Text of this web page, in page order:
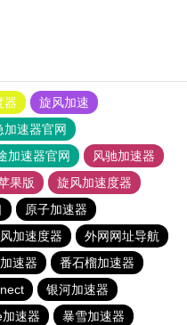
器
旋风加速
加速器官网
加速器官网
风驰加速器
果版
旋风加速度器
原子加速器
加速度器
外网网址导航
速器
番石榴加速器
银河加速器
速器
暴雪加速器